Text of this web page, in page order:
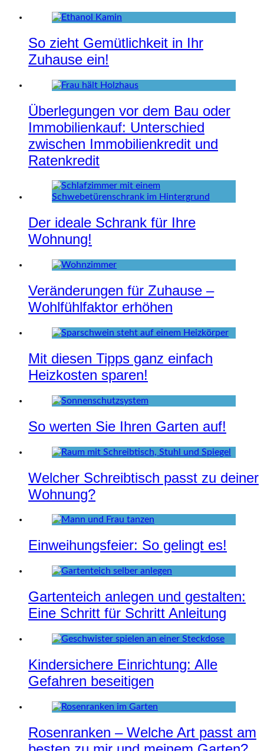
So zieht Gemütlichkeit in Ihr
Zuhause ein!
Überlegungen vor dem Bau oder
Immobilienkauf: Unterschied
zwischen Immobilienkredit und
Ratenkredit
Der ideale Schrank für Ihre
Wohnung!
Veränderungen für Zuhause –
Wohlfühlfaktor erhöhen
Mit diesen Tipps ganz einfach
Heizkosten sparen!
So werten Sie Ihren Garten auf!
Welcher Schreibtisch passt zu deiner
Wohnung?
Einweihungsfeier: So gelingt es!
Gartenteich anlegen und gestalten:
Eine Schritt für Schritt Anleitung
Kindersichere Einrichtung: Alle
Gefahren beseitigen
Rosenranken – Welche Art passt am